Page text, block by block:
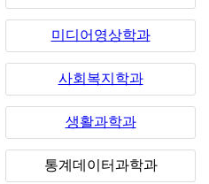
미디어영상학과
사회복지학과
생활과학과
통계데이터과학과